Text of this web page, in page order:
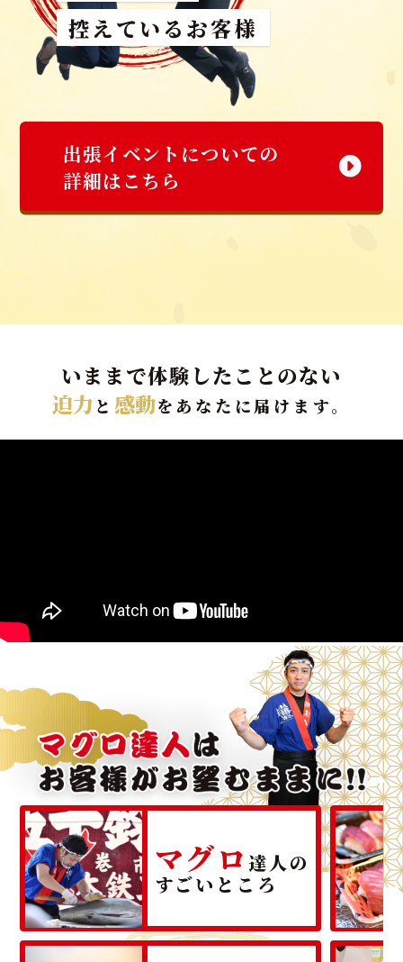
控えているお客様
出張イベントについての
詳細はこちら
いままで体験したことのない
迫力と 感動をあなたに届けます。
マグロ 達人の
すごいところ